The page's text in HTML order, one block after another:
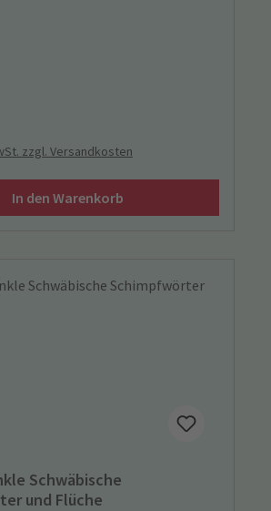
zzgl. Versandkosten
In den Warenkorb
Schwäbische
und Flüche